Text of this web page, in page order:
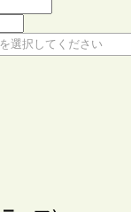
選択してください
ださい